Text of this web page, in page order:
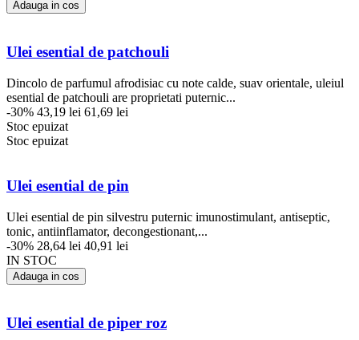
Adauga in cos
Ulei esential de patchouli
Dincolo de parfumul afrodisiac cu note calde, suav orientale, uleiul
esential de patchouli are proprietati puternic...
-30% 43,19 lei 61,69 lei
Stoc epuizat
Stoc epuizat
Ulei esential de pin
Ulei esential de pin silvestru puternic imunostimulant, antiseptic,
tonic, antiinflamator, decongestionant,...
-30% 28,64 lei 40,91 lei
IN STOC
Adauga in cos
Ulei esential de piper roz